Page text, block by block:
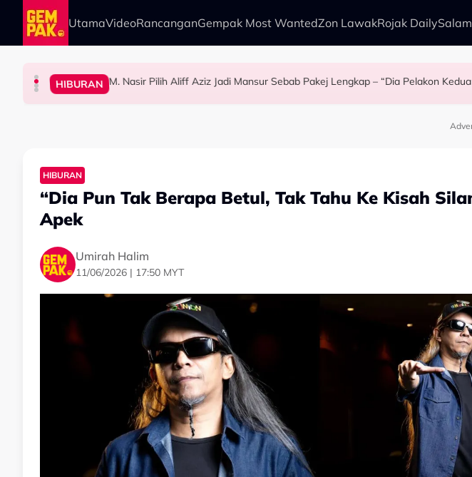
Skip to main content
UtamaVideoRancanganGempak Most WantedZon LawakRojak Daily
HIBURAN M. Nasir Pilih Aliff Aziz, Melinda Dadew Hidupkan Kisah Mansur & Liu
HIBURAN M. Nasir Pilih Aliff Aziz Jadi Mansur Sebab Pakej Lengkap – “Dia Pelakon
GAYA HIDUP Ramai Masih Bujang Bukan Kerana Memilih Tetapi...
HIBURAN Impian Yusry Untuk Dikenali Sebagai Penyanyi Rock - “Bila Saya Cakap
HIBURAN
“Dia Pun Tak Berapa Betul, Tak Tahu Ke Kisah
Apek
Umirah Halim
11/06/2026 | 17:50 MYT